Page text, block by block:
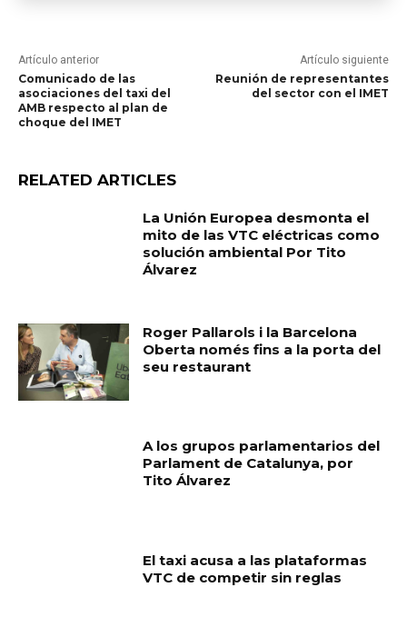
Artículo anterior
Comunicado de las
asociaciones del taxi del
AMB respecto al plan de
choque del IMET
Artículo siguiente
Reunión de representantes
del sector con el IMET
RELATED ARTICLES
La Unión Europea desmonta el
mito de las VTC eléctricas como
solución ambiental Por Tito
Álvarez
Roger Pallarols i la Barcelona
Oberta només fins a la porta del
seu restaurant
A los grupos parlamentarios del
Parlament de Catalunya, por
Tito Álvarez
El taxi acusa a las plataformas
VTC de competir sin reglas